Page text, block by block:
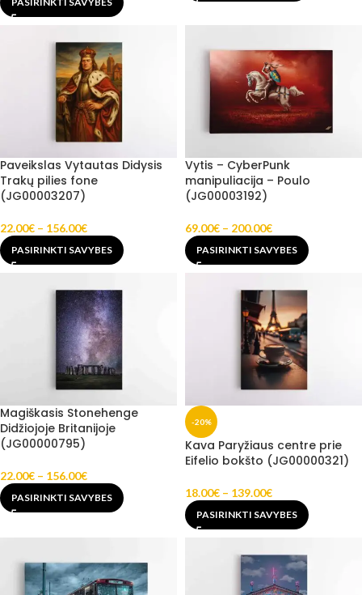
Paveikslas Vytautas Didysis
Trakų pilies fone
(JG00003207)
22.00€ – 156.00€
PASIRINKTI SAVYBES
Vytis – CyberPunk
manipuliacija – Poulo
(JG00003192)
69.00€ – 200.00€
PASIRINKTI SAVYBES
Magiškasis Stonehenge
Didžiojoje Britanijoje
(JG00000795)
22.00€ – 156.00€
PASIRINKTI SAVYBES
-20%
Kava Paryžiaus centre prie
Eifelio bokšto (JG00000321)
18.00€ – 139.00€
PASIRINKTI SAVYBES